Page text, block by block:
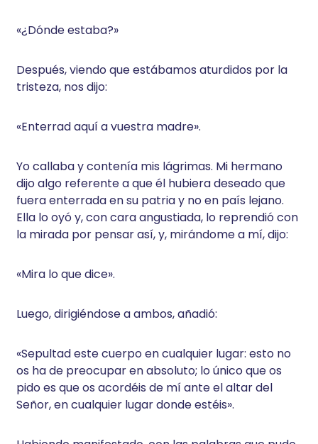
«¿Dónde estaba?»
Después, viendo que estábamos aturdidos por la
tristeza, nos dijo:
«Enterrad aquí a vuestra madre».
Yo callaba y contenía mis lágrimas. Mi hermano
dijo algo referente a que él hubiera deseado que
fuera enterrada en su patria y no en país lejano.
Ella lo oyó y, con cara angustiada, lo reprendió con
la mirada por pensar así, y, mirándome a mí, dijo:
«Mira lo que dice».
Luego, dirigiéndose a ambos, añadió:
«Sepultad este cuerpo en cualquier lugar: esto no
os ha de preocupar en absoluto; lo único que os
pido es que os acordéis de mí ante el altar del
Señor, en cualquier lugar donde estéis».